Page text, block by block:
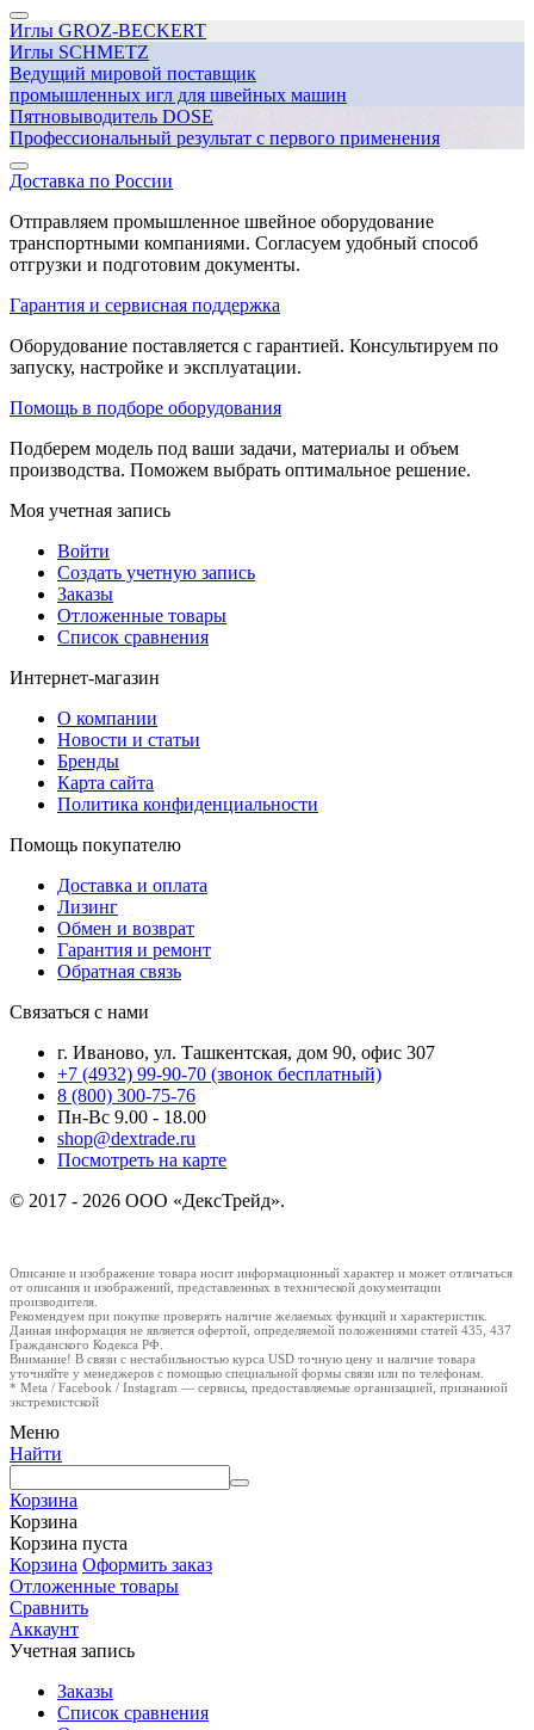
Иглы GROZ-BECKERT
Иглы SCHMETZ
Ведущий мировой поставщик
промышленных игл для швейных машин
Пятновыводитель DOSE
Профессиональный результат с первого применения
Доставка по России
Отправляем промышленное швейное оборудование
транспортными компаниями. Согласуем удобный способ
отгрузки и подготовим документы.
Гарантия и сервисная поддержка
Оборудование поставляется с гарантией. Консультируем по
запуску, настройке и эксплуатации.
Помощь в подборе оборудования
Подберем модель под ваши задачи, материалы и объем
производства. Поможем выбрать оптимальное решение.
Моя учетная запись
Войти
Создать учетную запись
Заказы
Отложенные товары
Список сравнения
Интернет-магазин
О компании
Новости и статьи
Бренды
Карта сайта
Политика конфиденциальности
Помощь покупателю
Доставка и оплата
Лизинг
Обмен и возврат
Гарантия и ремонт
Обратная связь
Связаться с нами
г. Иваново, ул. Ташкентская, дом 90, офис 307
+7 (4932) 99-90-70 (звонок бесплатный)
8 (800) 300-75-76
Пн-Вс 9.00 - 18.00
shop@dextrade.ru
Посмотреть на карте
© 2017 - 2026 ООО «ДексТрейд».
Описание и изображение товара носит информационный характер и может отличаться
от описания и изображений, представленных в технической документации
производителя.
Рекомендуем при покупке проверять наличие желаемых функций и характеристик.
Данная информация не является офертой, определяемой положениями статей 435, 437
Гражданского Кодекса РФ.
Внимание! В связи с нестабильностью курса USD точную цену и наличие товара
уточняйте у менеджеров с помощью специальной формы связи или по телефонам.
* Meta / Facebook / Instagram — сервисы, предоставляемые организацией, признанной
экстремистской
Меню
Найти
Корзина
Корзина
Корзина пуста
Корзина Оформить заказ
Отложенные товары
Сравнить
Аккаунт
Учетная запись
Заказы
Список сравнения